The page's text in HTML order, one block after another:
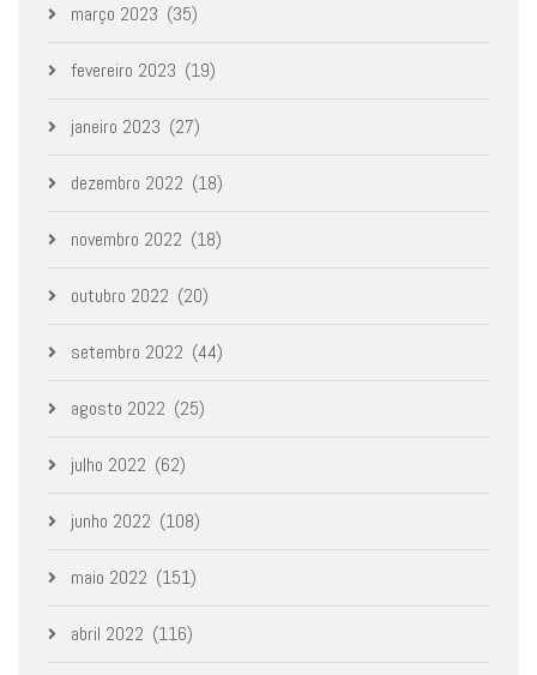
março 2023 (35)
fevereiro 2023 (19)
janeiro 2023 (27)
dezembro 2022 (18)
novembro 2022 (18)
outubro 2022 (20)
setembro 2022 (44)
agosto 2022 (25)
julho 2022 (62)
junho 2022 (108)
maio 2022 (151)
abril 2022 (116)